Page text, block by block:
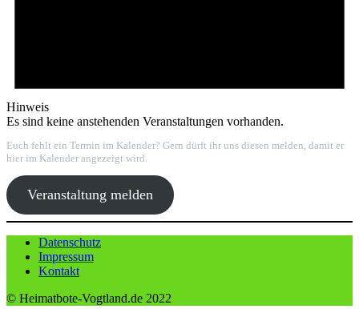
Hinweis
Es sind keine anstehenden Veranstaltungen vorhanden.
Euch fehlt ein Termin im Kalender? Gern dürft ihr uns diesen melden, damit er
hier im Kalender angezeigt wird.
Veranstaltung melden
Datenschutz
Impressum
Kontakt
© Heimatbote-Vogtland.de 2022